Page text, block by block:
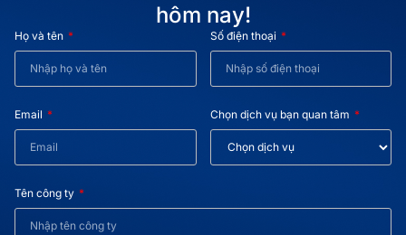
hôm nay!
Họ và tên Số điện thoại
Email Chọn dịch vụ bạn quan tâm
Tên công ty